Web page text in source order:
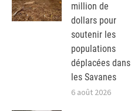
million de
dollars pour
soutenir les
populations
déplacées dans
les Savanes
6 août 2026